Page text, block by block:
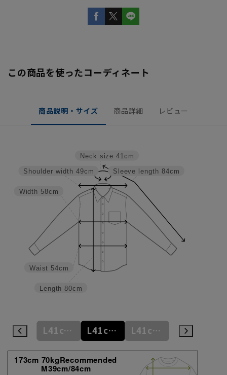
この商品を使ったコーディネート
商品説明・サイズ 商品詳細 レビュー
Sleeve length 84cm
Neck size 41cm
Length 80cm
Waist 54cm
Width 58cm
Shoulder width 49cm
L41cm/82cm L41cm/84cm L41cm/86cm
173cm 70kgRecommended
M39cm/84cm